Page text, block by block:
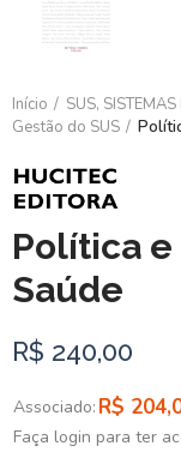
Início
SUS,
Gestão do SUS
Política e
Saúde
R$ 240,00
Associado: R$
Faça login para ter